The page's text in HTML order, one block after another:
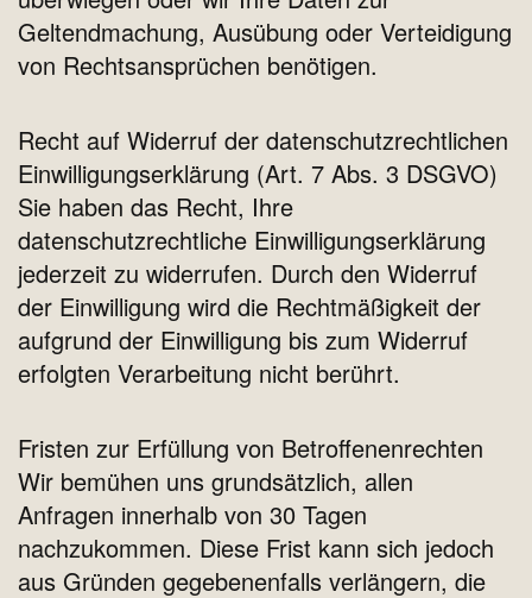
Geltendmachung, Ausübung oder Verteidigung
von Rechtsansprüchen benötigen.
Recht auf Widerruf der datenschutzrechtlichen
Einwilligungserklärung (Art. 7 Abs. 3 DSGVO)
Sie haben das Recht, Ihre
datenschutzrechtliche Einwilligungserklärung
jederzeit zu widerrufen. Durch den Widerruf
der Einwilligung wird die Rechtmäßigkeit der
aufgrund der Einwilligung bis zum Widerruf
erfolgten Verarbeitung nicht berührt.
Fristen zur Erfüllung von Betroffenenrechten
Wir bemühen uns grundsätzlich, allen
Anfragen innerhalb von 30 Tagen
nachzukommen. Diese Frist kann sich jedoch
aus Gründen gegebenenfalls verlängern, die